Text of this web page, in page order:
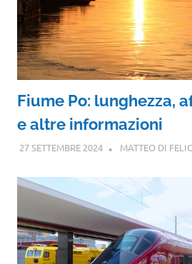
Fiume Po: lunghezza,
e altre informazioni
27 SETTEMBRE 2024 MATTEO DI